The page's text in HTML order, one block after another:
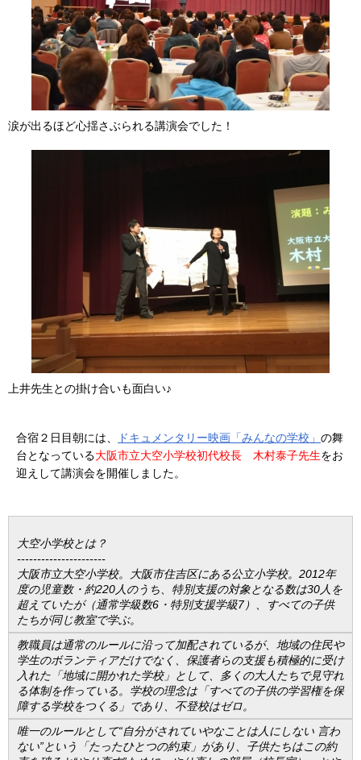
涙が出るほど心揺さぶられる講演会でした！
上井先生との掛け合いも面白い♪
合宿２日目朝には、 ドキュメンタリー映画「みんなの学校」 の舞
台となっている大阪市立大空小学校初代校長 木村泰子先生をお
迎えして講演会を開催しました。
大空小学校とは？
----------------------
大阪市立大空小学校。大阪市住吉区にある公立小学校。2012年
度の児童数・約220人のうち、特別支援の対象となる数は30人を
超えていたが（通常学級数6・特別支援学級7）、すべての子供
たちが同じ教室で学ぶ。
教職員は通常のルールに沿って加配されているが、地域の住民や
学生のボランティアだけでなく、保護者らの支援も積極的に受け
入れた「地域に開かれた学校」として、多くの大人たちで見守れ
る体制を作っている。学校の理念は「すべての子供の学習権を保
障する学校をつくる」であり、不登校はゼロ。
唯一のルールとして“自分がされていやなことは人にしない 言わ
ない”という「たったひとつの約束」があり、子供たちはこの約